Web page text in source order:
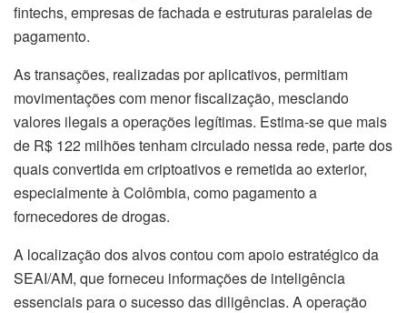
fintechs, empresas de fachada e estruturas paralelas de
pagamento.
As transações, realizadas por aplicativos, permitiam
movimentações com menor fiscalização, mesclando
valores ilegais a operações legítimas. Estima-se que mais
de R$ 122 milhões tenham circulado nessa rede, parte dos
quais convertida em criptoativos e remetida ao exterior,
especialmente à Colômbia, como pagamento a
fornecedores de drogas.
A localização dos alvos contou com apoio estratégico da
SEAI/AM, que forneceu informações de inteligência
essenciais para o sucesso das diligências. A operação